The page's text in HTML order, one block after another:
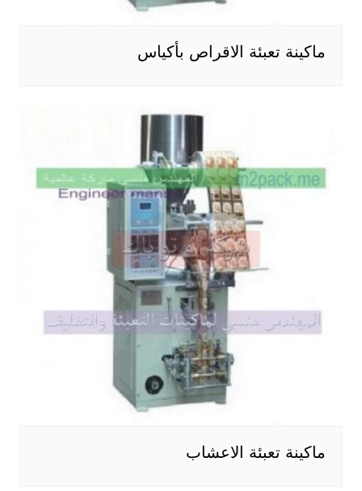
ماكينة تعبئة الاقراص بأكياس
ماكينة تعبئة الاعشاب